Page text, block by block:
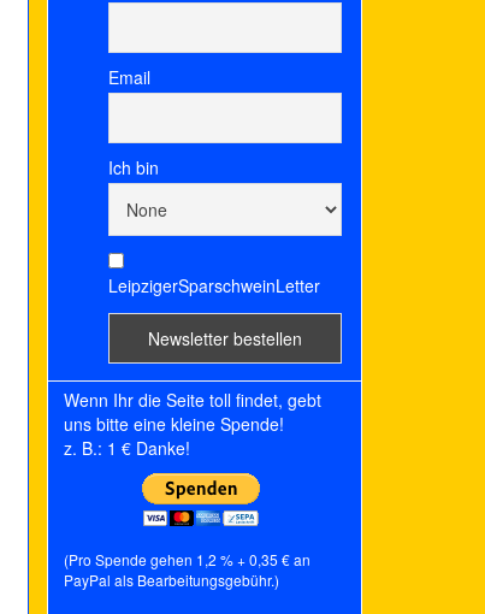
Email
Ich bin
LeipzigerSparschweinLetter
Wenn Ihr die Seite toll findet, gebt
uns bitte eine kleine Spende!
z. B.: 1 € Danke!
(Pro Spende gehen 1,2 % + 0,35 € an
PayPal als Bearbeitungsgebühr.)